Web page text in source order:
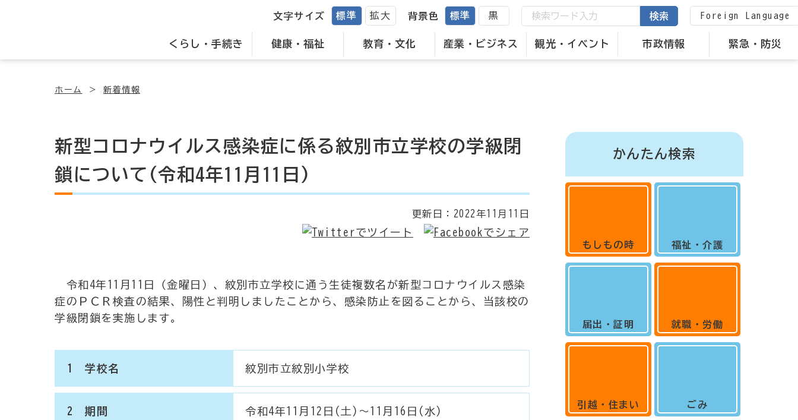
くらし・手続き 健康・福祉 教育・文化 産業・ビジネス 観光・イベント 市政情報 緊急・防災
文字サイズ 標準 拡大 背景色 標準 黒 検索 Foreign Language
ホーム 新着情報
新型コロナウイルス感染症に係る紋別市立学校の学級閉
鎖について(令和4年11月11日)
更新日： 2022年11月11日
令和4年11月11日（金曜日）、紋別市立学校に通う生徒複数名が新型コロナウイルス感染
症のＰＣＲ検査の結果、陽性と判明しましたことから、感染防止を図ることから、当該校の
学級閉鎖を実施します。
1 学校名 紋別市立紋別小学校
2 期間 令和4年11月12日(土)～11月16日(水)
かんたん検索
もしもの時
届出・証明
引越・住まい
福祉・介護
就職・労働
ごみ